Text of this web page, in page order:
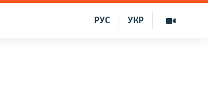
УКР
РУС